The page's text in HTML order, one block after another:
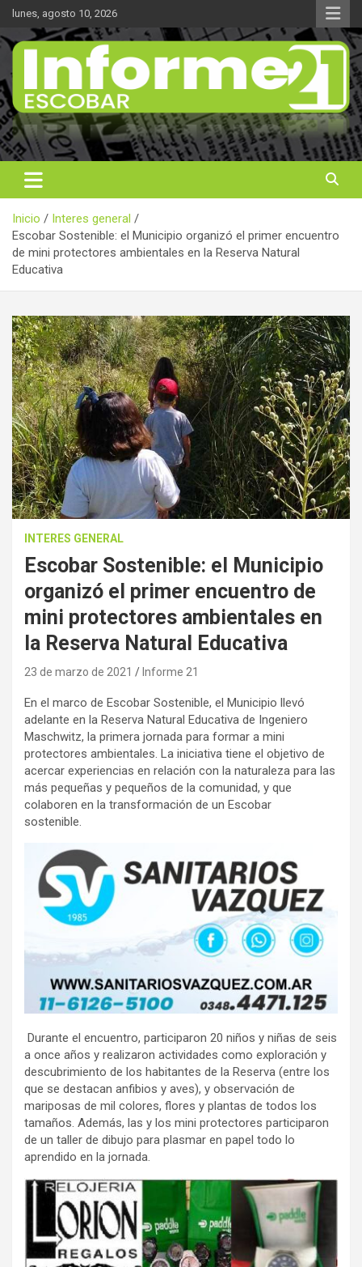
Saltar
contenido
lunes, agosto 10, 2026
Informe 21
Noticas reales
Inicio
Interes general
Escobar Sostenible: el Municipio organizó el primer encuentro
de mini protectores ambientales en la Reserva Natural
Educativa
INTERES GENERAL
Escobar Sostenible: el Municipio
organizó el primer encuentro de
mini protectores ambientales en
la Reserva Natural Educativa
23 de marzo de 2021 Informe 21
En el marco de Escobar Sostenible, el Municipio llevó
adelante en la Reserva Natural Educativa de Ingeniero
Maschwitz, la primera jornada para formar a mini
protectores ambientales. La iniciativa tiene el objetivo de
acercar experiencias en relación con la naturaleza para las
más pequeñas y pequeños de la comunidad, y que
colaboren en la transformación de un Escobar
sostenible.
Durante el encuentro, participaron 20 niños y niñas de seis
a once años y realizaron actividades como exploración y
descubrimiento de los habitantes de la Reserva (entre los
que se destacan anfibios y aves), y observación de
mariposas de mil colores, flores y plantas de todos los
tamaños. Además, las y los mini protectores participaron
de un taller de dibujo para plasmar en papel todo lo
aprendido en la jornada.